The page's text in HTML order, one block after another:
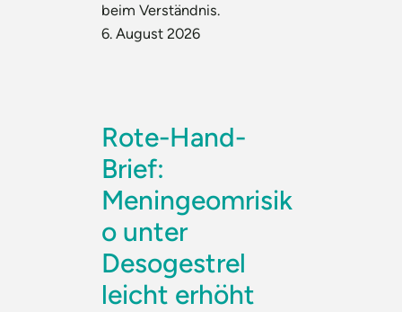
beim Verständnis.
6. August 2026
Rote-Hand-
Brief:
Meningeomrisik
o unter
Desogestrel
leicht erhöht